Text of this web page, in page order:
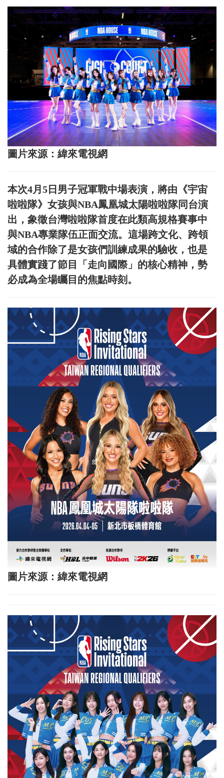
圖片來源：緯來電視網
本次4月5日男子冠軍戰中場表演，將由《宇宙
啦啦隊》女孩與NBA鳳凰城太陽啦啦隊同台演
出，象徵台灣啦啦隊首度在此類高規格賽事中
與NBA專業隊伍正面交流。這場跨文化、跨領
域的合作除了是女孩們訓練成果的驗收，也是
具體實踐了節目「走向國際」的核心精神，勢
必成為全場矚目的焦點時刻。
圖片來源：緯來電視網